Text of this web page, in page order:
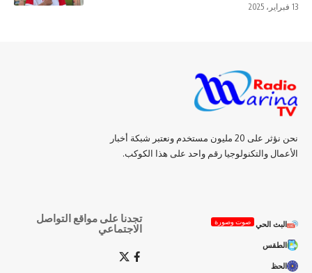
13 فبراير، 2025
نحن نؤثر على 20 مليون مستخدم ونعتبر شبكة أخبار
الأعمال والتكنولوجيا رقم واحد على هذا الكوكب.
البث الحي صوت وصورة
الطقس
الحظ
تجدنا على مواقع التواصل
الاجتماعي